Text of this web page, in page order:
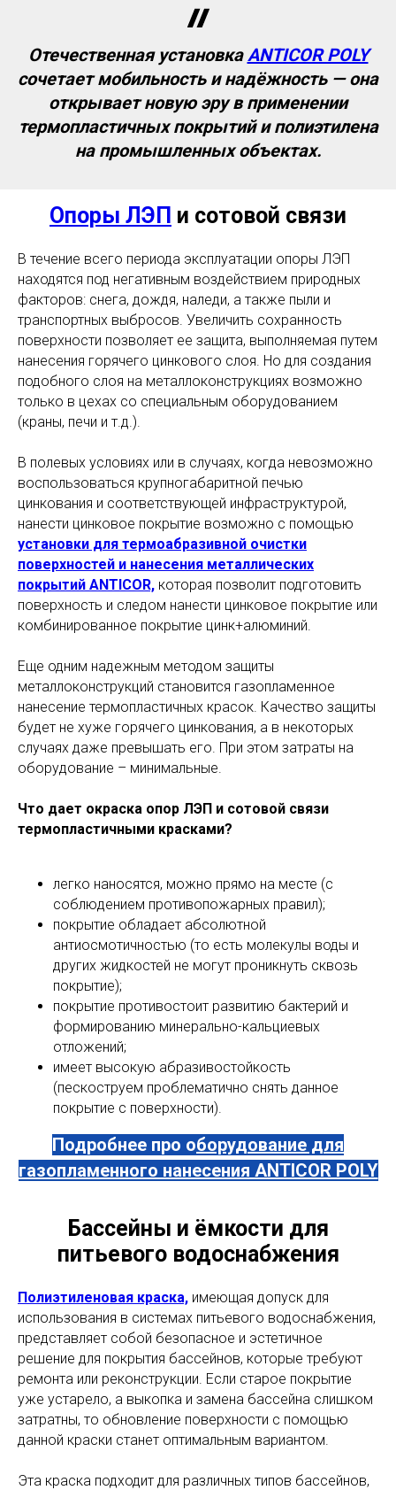
Отечественная установка ANTICOR POLY
сочетает мобильность и надёжность — она
открывает новую эру в применении
термопластичных покрытий и полиэтилена
на промышленных объектах.
Опоры ЛЭП и сотовой связи
В течение всего периода эксплуатации опоры ЛЭП
находятся под негативным воздействием природных
факторов: снега, дождя, наледи, а также пыли и
транспортных выбросов. Увеличить сохранность
поверхности позволяет ее защита, выполняемая путем
нанесения горячего цинкового слоя. Но для создания
подобного слоя на металлоконструкциях возможно
только в цехах со специальным оборудованием
(краны, печи и т.д.).
В полевых условиях или в случаях, когда невозможно
воспользоваться крупногабаритной печью
цинкования и соответствующей инфраструктурой,
нанести цинковое покрытие возможно с помощью
установки для термоабразивной очистки
поверхностей и нанесения металлических
покрытий ANTICOR, которая позволит подготовить
поверхность и следом нанести цинковое покрытие или
комбинированное покрытие цинк+алюминий.
Еще одним надежным методом защиты
металлоконструкций становится газопламенное
нанесение термопластичных красок. Качество защиты
будет не хуже горячего цинкования, а в некоторых
случаях даже превышать его. При этом затраты на
оборудование – минимальные.
Что дает окраска опор ЛЭП и сотовой связи
термопластичными красками?
легко наносятся, можно прямо на месте (с
соблюдением противопожарных правил);
покрытие обладает абсолютной
антиосмотичностью (то есть молекулы воды и
других жидкостей не могут проникнуть сквозь
покрытие);
покрытие противостоит развитию бактерий и
формированию минерально-кальциевых
отложений;
имеет высокую абразивостойкость
(пескоструем проблематично снять данное
покрытие с поверхности).
Подробнее про оборудование для
газопламенного нанесения ANTICOR POLY
Бассейны и ёмкости для
питьевого водоснабжения
Полиэтиленовая краска, имеющая допуск для
использования в системах питьевого водоснабжения,
представляет собой безопасное и эстетичное
решение для покрытия бассейнов, которые требуют
ремонта или реконструкции. Если старое покрытие
уже устарело, а выкопка и замена бассейна слишком
затратны, то обновление поверхности с помощью
данной краски станет оптимальным вариантом.
Эта краска подходит для различных типов бассейнов,